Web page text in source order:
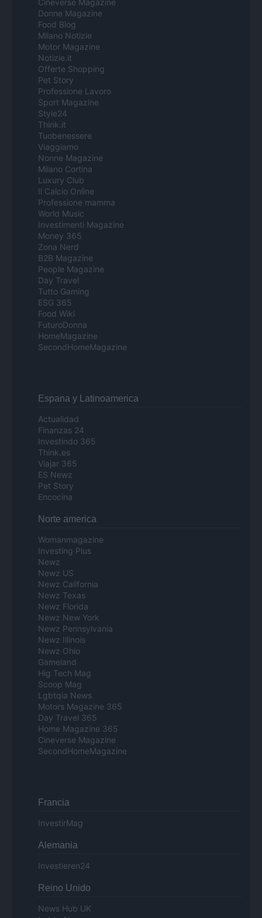
Cineverse Magazine
Donne Magazine
Food Blog
Milano Notizie
Motor Magazine
Notizie.it
Offerte Shopping
Pet Story
Professione Lavoro
Sport Magazine
Style24
Think.it
Tuobenessere
Viaggiamo
Nonne Magazine
Milano Cortina
Luxury Club
Il Calcio Online
Professione mamma
World Music
Investimenti Magazine
Money 365
Zona Nerd
B2B Magazine
People Magazine
Day Travel
Tutto Gaming
ESG 365
Food Wiki
FuturoDonna
HomeMagazine
SecondHomeMagazine
Espana y Latinoamerica
Actualidad
Finanzas 24
Investindo 365
Think.es
Viajar 365
ES Newz
Pet Story
Encocina
Norte america
Womanmagazine
Investing Plus
Newz
Newz US
Newz California
Newz Texas
Newz Florida
Newz New York
Newz Pennsylvania
Newz Illinois
Newz Ohio
Gameland
Hig Tech Mag
Scoop Mag
Lgbtqia News
Motors Magazine 365
Day Travel 365
Home Magazine 365
Cineverse Magazine
SecondHomeMagazine
Francia
InvestirMag
Alemania
Investieren24
Reino Unido
News Hub UK